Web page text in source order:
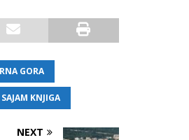
GORA
SAJAM KNJIGA
NEXT